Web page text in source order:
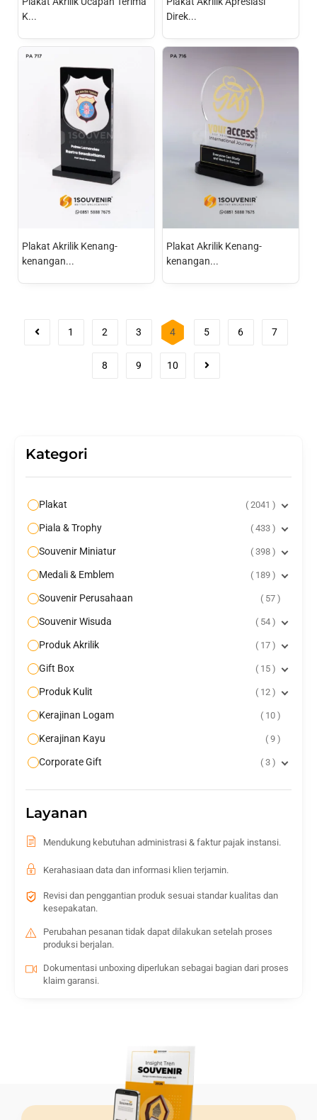
K...
Direk...
Plakat Akrilik Kenang-
kenangan...
Plakat Akrilik Kenang-
kenangan...
1 2 3 4 5 6 7
8 9 10
Kategori
Plakat 2041
Piala & Trophy 433
Souvenir Miniatur 398
Medali & Emblem 189
Souvenir Perusahaan 57
Souvenir Wisuda 54
Produk Akrilik 17
Gift Box 15
Produk Kulit 12
Kerajinan Logam 10
Kerajinan Kayu 9
Corporate Gift 3
Layanan
Mendukung kebutuhan administrasi & faktur pajak instansi.
Kerahasiaan data dan informasi klien terjamin.
Revisi dan penggantian produk sesuai standar kualitas dan
kesepakatan.
Perubahan pesanan tidak dapat dilakukan setelah proses
produksi berjalan.
Dokumentasi unboxing diperlukan sebagai bagian dari proses
klaim garansi.